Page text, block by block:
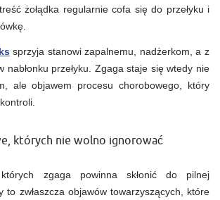
żołądka regularnie cofa się do przełyku i
sprzyja stanowi zapalnemu, nadżerkom, a z
nabłonku przełyku. Zgaga staje się wtedy nie
ale objawem procesu chorobowego, który
których nie wolno ignorować
zgaga powinna skłonić do pilnej
to zwłaszcza objawów towarzyszących, które